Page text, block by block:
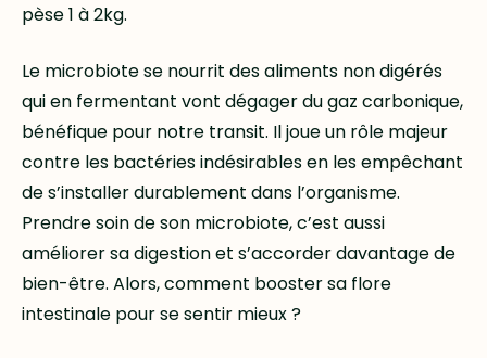
pèse 1 à 2kg.
Le microbiote se nourrit des aliments non digérés
qui en fermentant vont dégager du gaz carbonique,
bénéfique pour notre transit. Il joue un rôle majeur
contre les bactéries indésirables en les empêchant
de s’installer durablement dans l’organisme.
Prendre soin de son microbiote, c’est aussi
améliorer sa digestion et s’accorder davantage de
bien-être. Alors, comment booster sa flore
intestinale pour se sentir mieux ?